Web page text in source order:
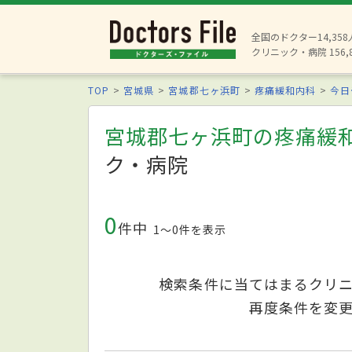
全国のドクター14,358
クリニック・病院
TOP 宮城県 宮城郡七ヶ浜町 疼痛緩和内科 今
宮城郡七ヶ浜町の疼痛緩
ク・病院
0件中 1〜0件を表示
検索条件に当てはまるクリ
再度条件を変